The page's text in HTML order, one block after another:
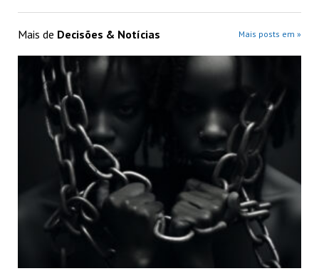
Mais de Decisões & Notícias Mais posts em »